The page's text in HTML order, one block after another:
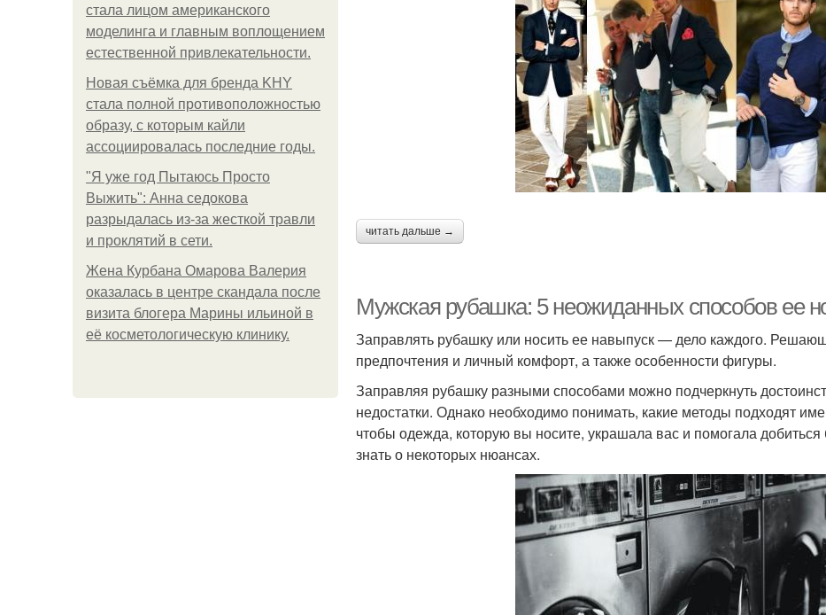
стала лицом американского
моделинга и главным воплощением
естественной привлекательности.
Новая съёмка для бренда KHY
стала полной противоположностью
образу, с которым кайли
ассоциировалась последние годы.
"Я уже год Пытаюсь Просто
Выжить": Анна седокова
разрыдалась из-за жесткой травли
и проклятий в сети.
Жена Курбана Омарова Валерия
оказалась в центре скандала после
визита блогера Марины ильиной в
её косметологическую клинику.
читать дальше →
Мужская рубашка: 5 неожиданных способов ее
Заправлять рубашку или носить ее навыпуск — дело каждого.
предпочтения и личный комфорт, а также особенности фигуры.
Заправляя рубашку разными способами можно подчеркнуть
недостатки. Однако необходимо понимать, какие методы подходят
чтобы одежда, которую вы носите, украшала вас и помогала
знать о некоторых нюансах.